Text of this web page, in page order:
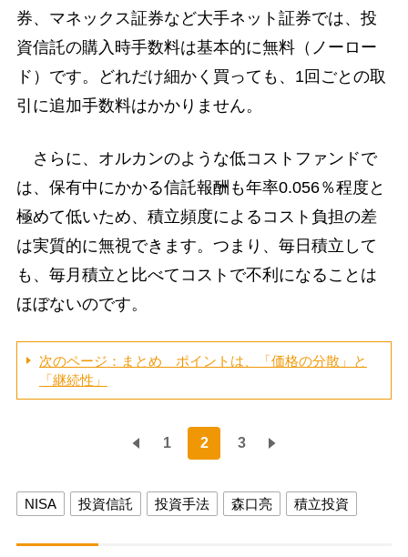
券、マネックス証券など大手ネット証券では、投
資信託の購入時手数料は基本的に無料（ノーロー
ド）です。どれだけ細かく買っても、1回ごとの取
引に追加手数料はかかりません。
さらに、オルカンのような低コストファンドで
は、保有中にかかる信託報酬も年率0.056％程度と
極めて低いため、積立頻度によるコスト負担の差
は実質的に無視できます。つまり、毎日積立して
も、毎月積立と比べてコストで不利になることは
ほぼないのです。
次のページ：まとめ ポイントは、「価格の分散」と
「継続性」
1 2 3
NISA 投資信託 投資手法 森口亮 積立投資